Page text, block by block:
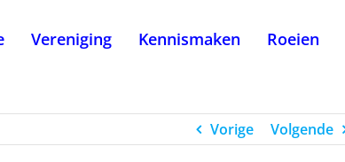
Vereniging Kennismaken Roeien
Vorige Volgende